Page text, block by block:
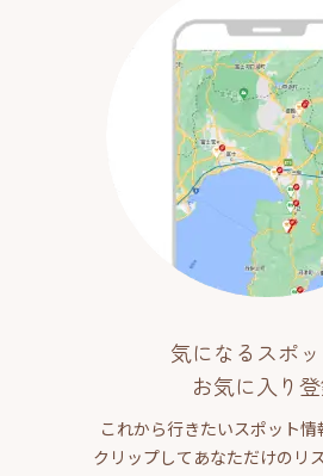
気になるスポ
お気に入り
これから行きたいスポット
クリップしてあなただけのリ